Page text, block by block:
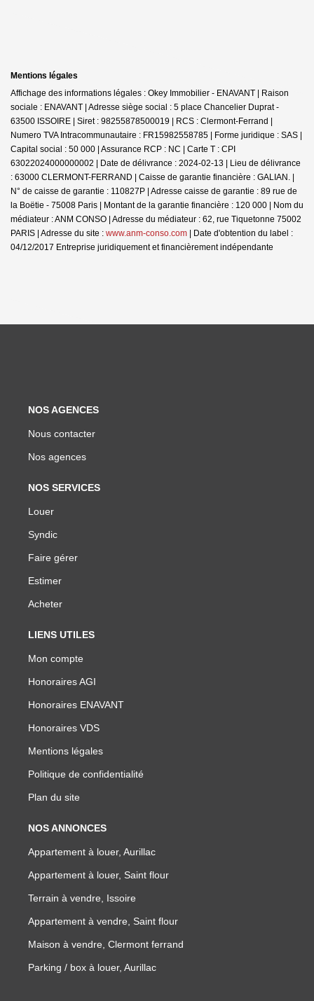
Mentions légales
Affichage des informations légales : Okey Immobilier - ENAVANT | Raison
sociale : ENAVANT | Adresse siège social : 5 place Chancelier Duprat -
63500 ISSOIRE | Siret : 98255878500019 | RCS : Clermont-Ferrand |
Numero TVA Intracommunautaire : FR15982558785 | Forme juridique : SAS |
Capital social : 50 000 | Assurance RCP : NC | Carte T : CPI
63022024000000002 | Date de délivrance : 2024-02-13 | Lieu de délivrance
: 63000 CLERMONT-FERRAND | Caisse de garantie financière : GALIAN. |
N° de caisse de garantie : 110827P | Adresse caisse de garantie : 89 rue de
la Boëtie - 75008 Paris | Montant de la garantie financière : 120 000 | Nom du
médiateur : ANM CONSO | Adresse du médiateur : 62, rue Tiquetonne 75002
PARIS | Adresse du site : www.anm-conso.com | Date d'obtention du label :
04/12/2017 Entreprise juridiquement et financièrement indépendante
NOS AGENCES
Nous contacter
Nos agences
NOS SERVICES
Louer
Syndic
Faire gérer
Estimer
Acheter
LIENS UTILES
Mon compte
Honoraires AGI
Honoraires ENAVANT
Honoraires VDS
Mentions légales
Politique de confidentialité
Plan du site
NOS ANNONCES
Appartement à louer, Aurillac
Appartement à louer, Saint flour
Terrain à vendre, Issoire
Appartement à vendre, Saint flour
Maison à vendre, Clermont ferrand
Parking / box à louer, Aurillac